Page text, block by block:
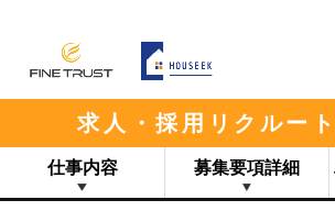
求人・採用リクルー
仕事内容 募集要項詳細